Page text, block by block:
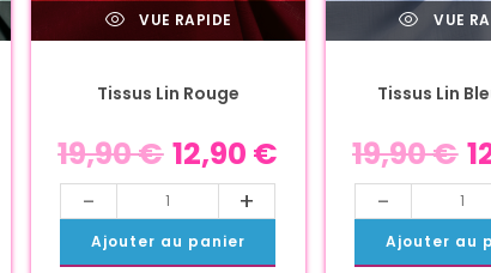
VUE RAPIDE
Tissus Lin Rouge
19,90€ 12,90 €
- +
Ajouter au panier
VUE
Tissus Lin
19,90€
-
Ajouter au